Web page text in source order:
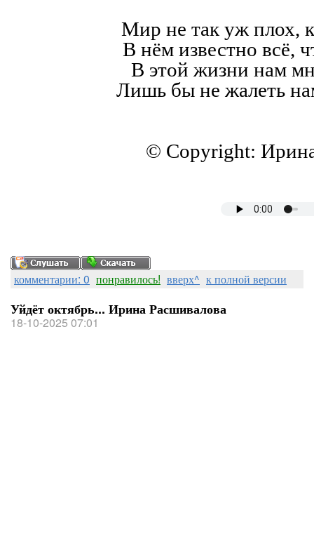
Мир не так уж плох,
В нём известно всё,
В этой жизни нам
Лишь бы не жалеть
© Copyright:
комментарии: 0 понравилось! вверх^ к полной версии
Уйдёт октябрь... Ирина Расшивалова
18-10-2025 07:01